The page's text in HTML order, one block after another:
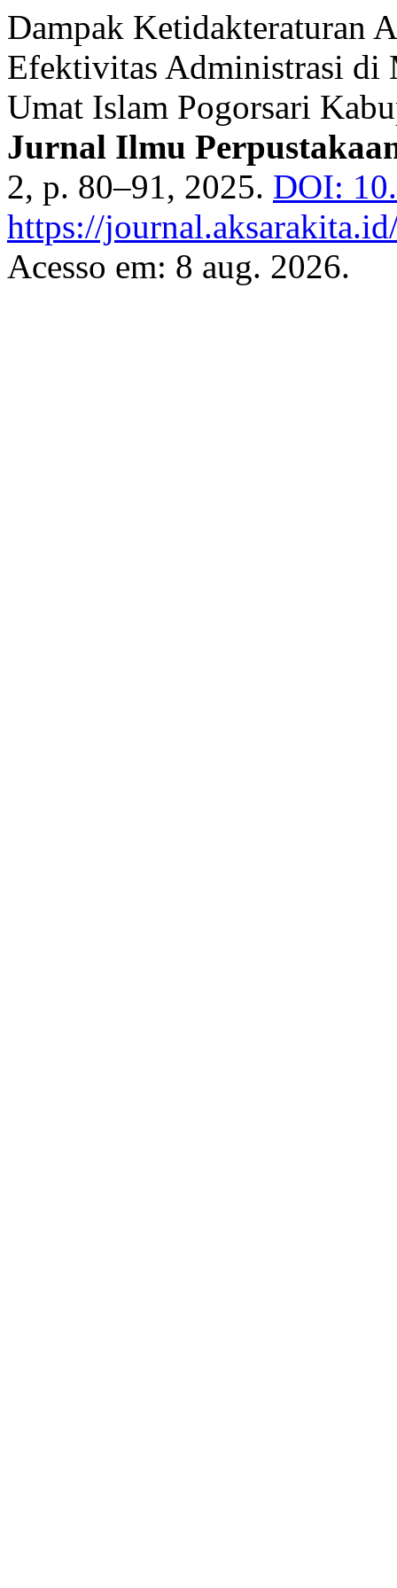
Dampak Ketidakteraturan
Efektivitas Administrasi di
Umat Islam Pogorsari
Jurnal Ilmu
2, p. 80–91, 2025. DOI:
https://
Acesso em: 8 aug. 2026.